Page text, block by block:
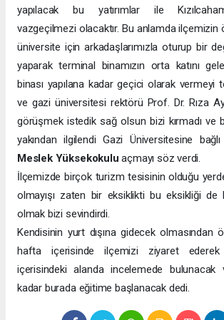
yapılacak bu yatırımlar ile
vazgeçilmezi olacaktır. Bu anlamda ilçemizin
üniversite için arkadaşlarımızla oturup bir
yaparak terminal binamızın orta katını
binası yapılana kadar geçici olarak vermeyi
ve gazi üniversitesi rektörü Prof. Dr. Rıza
görüşmek istedik sağ olsun bizi kırmadı ve
yakından ilgilendi Gazi Üniversitesine bağlı
Meslek Yüksekokulu açmayı söz verdi.
İlçemizde birçok turizm tesisinin olduğu
olmayışı zaten bir eksiklikti bu eksikliği de
olmak bizi sevindirdi.
Kendisinin yurt dışına gidecek olmasından
hafta içerisinde ilçemizi ziyaret ederek
içerisindeki alanda incelemede bulunacak
kadar burada eğitime başlanacak dedi.